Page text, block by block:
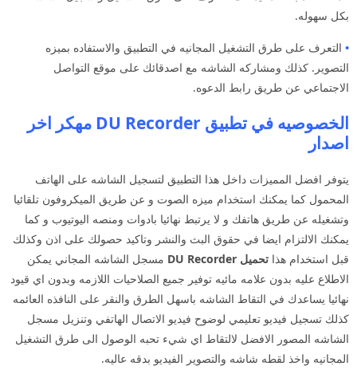
بكل سهوله.
• التعرف على طرق التشغيل المجانيه في التطبيق والاستفاده بميزه
التصوير. كذلك ومشاركه الشاشه مع اصدقائك على موقع التواصل
الاجتماعي عن طريق رابط الدعوه.
الخصوصيه في تطبيق DU Recorder مهكر اخر
اصدار
يتوفر افضل المميزات داخل هذا التطبيق لتسجيل الشاشه على الهاتف
المحمول كما يمكنك استخدام ميزه الصوت و عن طريق الميكروفون تلقائيا
وتشغيله عن طريق هاتفك و لا يرتبط نهائيا بادوات ومنصه اليوتيوب و كما
يمكنك الالتزام ايضا في حقوق البث والنشر وتاكيد حصولك على اذن وكذلك
قبل استخدام هذا تحميل DU Recorder
مسجل الشاشه المجاني يمكن
الاطلاع عليه بدون علامه مائيه توفير جميع الصلاحيات اللازمه وبدون اي قيود
نهائيا يساعدك في التقاط الشاشه باسهل الطرق والنقر على النافذه العائمه
كذلك تسجيل فيديو تعليمي لوضوح فيديو الاتصال الهاتفي وتنزيل مسجل
الشاشه المصور الافضل لالتقاط اي شيء تحبه الوصول الى طرق التشغيل
المجانيه واخذ لقطه شاشه والتصوير الفيديو بدقه عاليه.